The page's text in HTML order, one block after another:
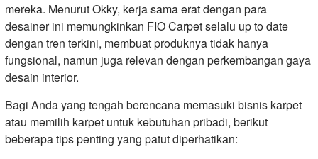
mereka. Menurut Okky, kerja sama erat dengan para
desainer ini memungkinkan FIO Carpet selalu up to date
dengan tren terkini, membuat produknya tidak hanya
fungsional, namun juga relevan dengan perkembangan gaya
desain interior.
Bagi Anda yang tengah berencana memasuki bisnis karpet
atau memilih karpet untuk kebutuhan pribadi, berikut
beberapa tips penting yang patut diperhatikan: